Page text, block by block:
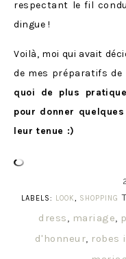
respectant le fil
dingue !
Voilà, moi qui avait
de mes préparatifs de
quoi de plus
pour donner
leur tenue :)
LABELS:
LOOK, SHOPPING
dress, mariage,
d'honneur, robes